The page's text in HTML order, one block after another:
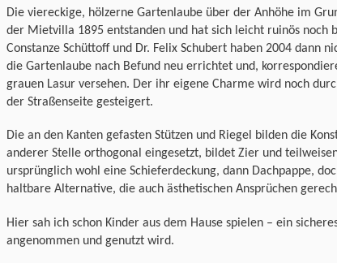
Die viereckige, hölzerne Gartenlaube über der Anhöhe im
der Mietvilla 1895 entstanden und hat sich leicht ruinös noch
Constanze Schüttoff und Dr. Felix Schubert haben 2004 dann
die Gartenlaube nach Befund neu errichtet und,
grauen Lasur versehen. Der ihr eigene Charme wird noch
der Straßenseite gesteigert.
Die an den Kanten gefasten Stützen und Riegel bilden die
anderer Stelle orthogonal eingesetzt, bildet Zier und
ursprünglich wohl eine Schieferdeckung, dann Dachpappe,
haltbare Alternative, die auch ästhetischen Ansprüchen
Hier sah ich schon Kinder aus dem Hause spielen – ein
angenommen und genutzt wird.